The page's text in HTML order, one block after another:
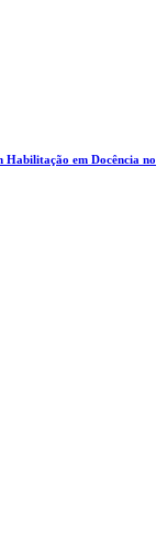
Habilitação em Docência no